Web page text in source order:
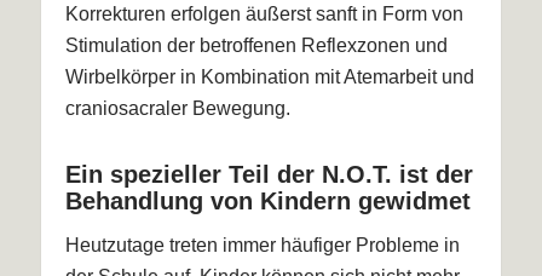
Korrekturen erfolgen äußerst sanft in Form von
Stimulation der betroffenen Reflexzonen und
Wirbelkörper in Kombination mit Atemarbeit und
craniosacraler Bewegung.
Ein spezieller Teil der N.O.T. ist der
Behandlung von Kindern gewidmet
Heutzutage treten immer häufiger Probleme in